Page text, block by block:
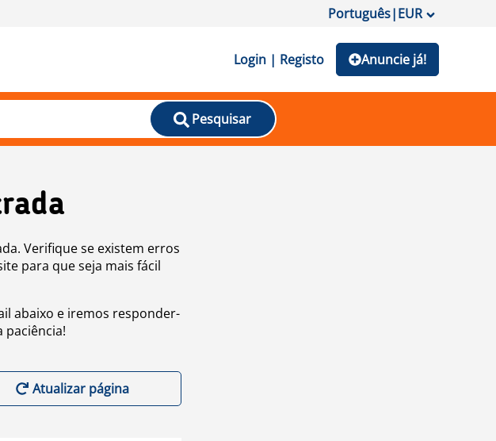
Português|EUR
Login | Registo Anuncie já!
Pesquisar
Verifique se existem erros
para que seja mais fácil
abaixo e iremos responder-
paciência!
Atualizar página